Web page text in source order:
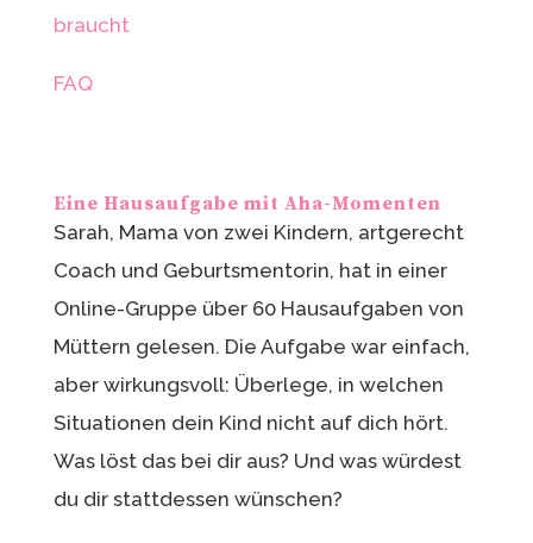
braucht
FAQ
Eine Hausaufgabe mit Aha-Momenten
Sarah, Mama von zwei Kindern, artgerecht
Coach und Geburtsmentorin, hat in einer
Online-Gruppe über 60 Hausaufgaben von
Müttern gelesen. Die Aufgabe war einfach,
aber wirkungsvoll: Überlege, in welchen
Situationen dein Kind nicht auf dich hört.
Was löst das bei dir aus? Und was würdest
du dir stattdessen wünschen?